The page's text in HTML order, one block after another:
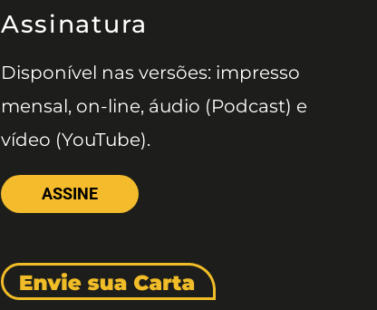
Assinatura
Disponível nas versões: impresso
mensal, on-line, áudio (Podcast) e
vídeo (YouTube).
ASSINE